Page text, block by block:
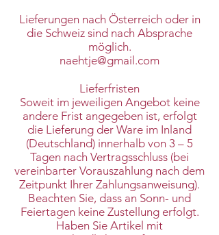
Lieferungen nach Österreich oder in
die Schweiz sind nach Absprache
möglich.
naehtje@gmail.com
Lieferfristen
Soweit im jeweiligen Angebot keine
andere Frist angegeben ist, erfolgt
die Lieferung der Ware im Inland
(Deutschland) innerhalb von 3 – 5
Tagen nach Vertragsschluss (bei
vereinbarter Vorauszahlung nach dem
Zeitpunkt Ihrer Zahlungsanweisung).
Beachten Sie, dass an Sonn- und
Feiertagen keine Zustellung erfolgt.
Haben Sie Artikel mit